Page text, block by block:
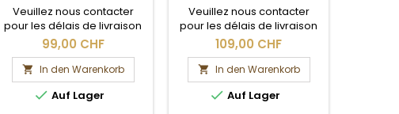
Veuillez nous contacter
pour les délais de livraison
et les frais de port.
99,00 CHF
 In den Warenkorb
 Auf Lager
Veuillez nous contacter
pour les délais de livraison
et les frais de port.
109,00 CHF
 In den Warenkorb
 Auf Lager